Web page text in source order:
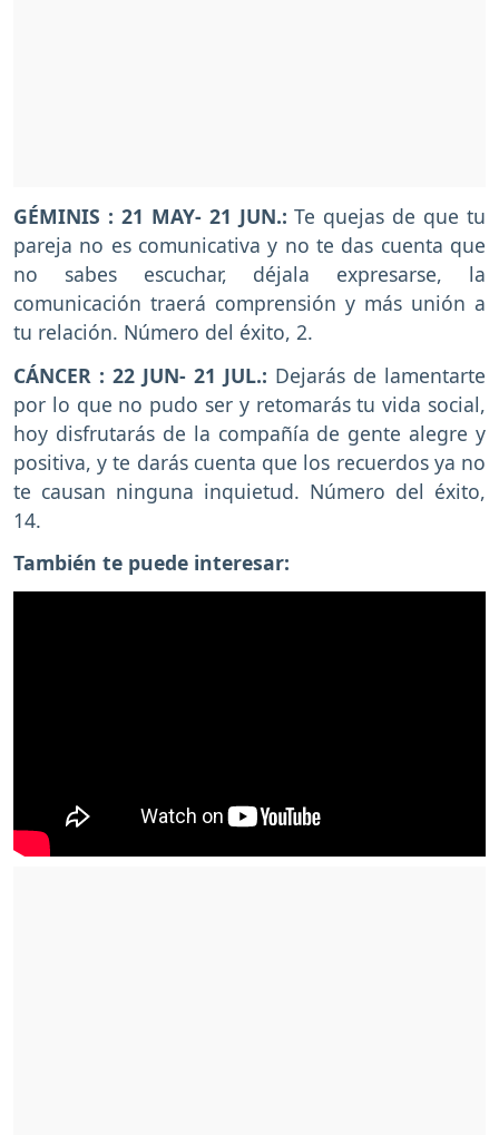
GÉMINIS : 21 MAY- 21 JUN.: Te quejas de que tu
pareja no es comunicativa y no te das cuenta que
no sabes escuchar, déjala expresarse, la
comunicación traerá comprensión y más unión a
tu relación. Número del éxito, 2.
CÁNCER : 22 JUN- 21 JUL.: Dejarás de lamentarte
por lo que no pudo ser y retomarás tu vida social,
hoy disfrutarás de la compañía de gente alegre y
positiva, y te darás cuenta que los recuerdos ya no
te causan ninguna inquietud. Número del éxito,
14.
También te puede interesar: